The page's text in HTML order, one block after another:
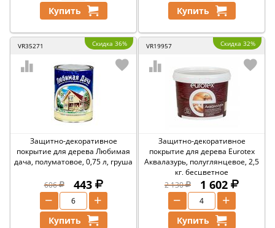
Купить Купить
VR35271 Скидка 36%
Защитно-декоративное
покрытие для дерева Любимая
дача, полуматовое, 0,75 л, груша
606 443
+
−
Купить
VR19957 Скидка 32%
Защитно-декоративное
покрытие для дерева Eurotex
Аквалазурь, полуглянцевое, 2,5
кг, бесцветное
2 130
1 602
+
−
Купить